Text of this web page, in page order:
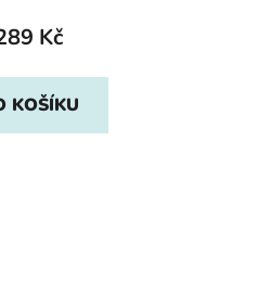
Kč
KOŠÍKU